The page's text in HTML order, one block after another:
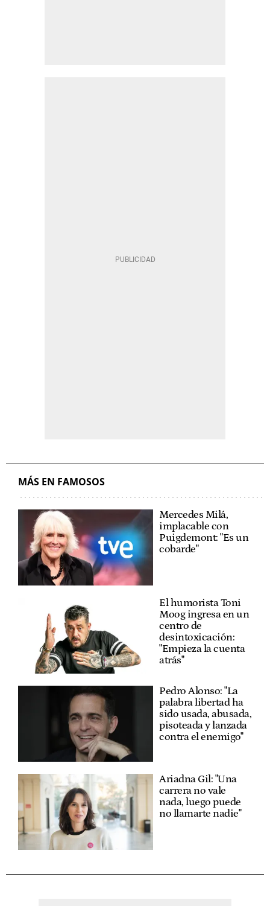
MÁS EN FAMOSOS
Mercedes Milá,
implacable con
Puigdemont: "Es un
cobarde"
El humorista Toni
Moog ingresa en un
centro de
desintoxicación:
"Empieza la cuenta
atrás"
Pedro Alonso: "La
palabra libertad ha
sido usada, abusada,
pisoteada y lanzada
contra el enemigo"
Ariadna Gil: "Una
carrera no vale
nada, luego puede
no llamarte nadie"